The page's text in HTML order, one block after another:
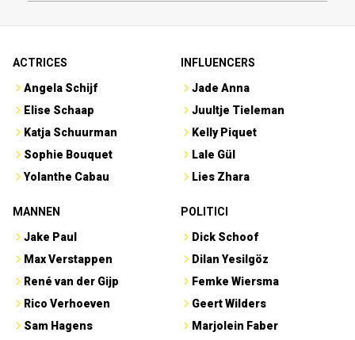
ACTRICES
Angela Schijf
Elise Schaap
Katja Schuurman
Sophie Bouquet
Yolanthe Cabau
INFLUENCERS
Jade Anna
Juultje Tieleman
Kelly Piquet
Lale Gül
Lies Zhara
MANNEN
Jake Paul
Max Verstappen
René van der Gijp
Rico Verhoeven
Sam Hagens
POLITICI
Dick Schoof
Dilan Yesilgöz
Femke Wiersma
Geert Wilders
Marjolein Faber